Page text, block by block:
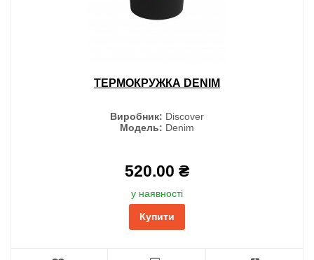
ТЕРМОКРУЖКА DENIM
Виробник: Discover
Модель: Denim
520.00 ₴
у наявності
Купити